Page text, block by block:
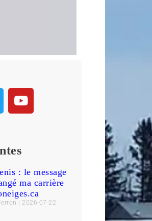
: le message
ma carrière
2026-07-22